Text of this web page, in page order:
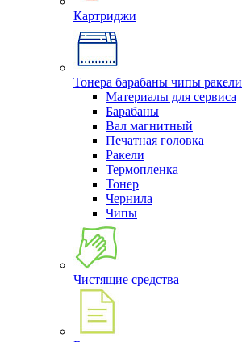
Картриджи
Тонера барабаны чипы ракели
Материалы для сервиса
Барабаны
Вал магнитный
Печатная головка
Ракели
Термопленка
Тонер
Чернила
Чипы
Чистящие средства